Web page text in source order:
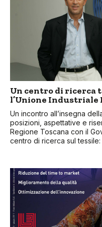
Un centro di ricerca
l’Unione Industriale
Un incontro all’insegna
posizioni, aspettative e
Regione Toscana con il
centro di ricerca sul tessile: